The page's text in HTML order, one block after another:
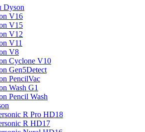
Dyson
V16
V15
V12
V11
V8
Cyclone V10
Gen5Detect
PencilVac
Wash G1
Pencil Wash
R Pro HD18
R HD17